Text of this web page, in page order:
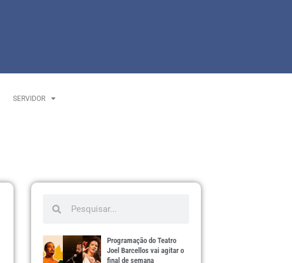
SERVIDOR
Programação do Teatro
Joel Barcellos vai agitar o
final de semana